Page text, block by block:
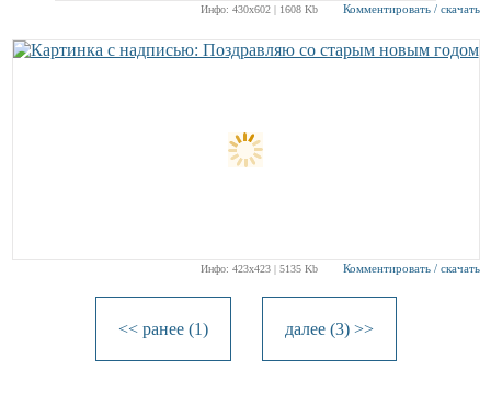
Инфо: 430х602 | 1608 Kb Комментировать / скачать
Инфо: 423х423 | 5135 Kb Комментировать / скачать
<< ранее (1) далее (3) >>